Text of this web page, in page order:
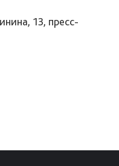
13, пресс-